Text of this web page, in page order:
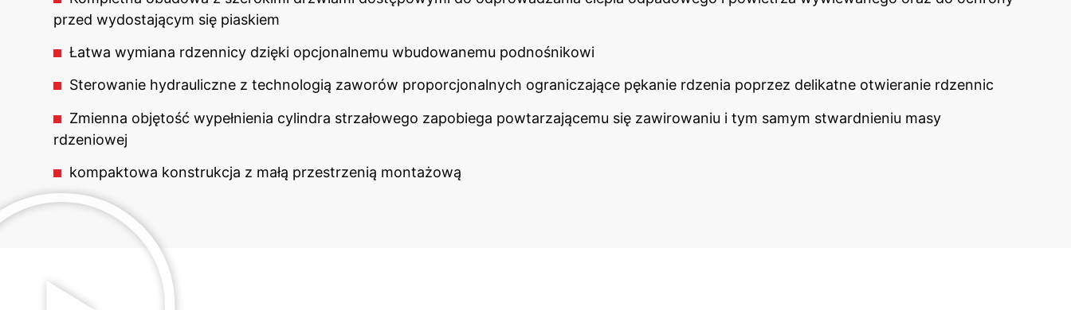
przed wydostającym się piaskiem
Łatwa wymiana rdzennicy dzięki opcjonalnemu wbudowanemu podnośnikowi
Sterowanie hydrauliczne z technologią zaworów proporcjonalnych ograniczające pękanie rdzenia poprzez delikatne otwieranie rdzennic
Zmienna objętość wypełnienia cylindra strzałowego zapobiega powtarzającemu się zawirowaniu i tym samym stwardnieniu masy
rdzeniowej
kompaktowa konstrukcja z małą przestrzenią montażową